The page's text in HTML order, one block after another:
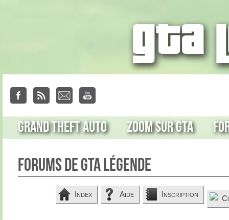
Grand Theft Auto Zoom sur GTA
Forums de GTA Légende
Index Aide Inscription